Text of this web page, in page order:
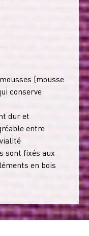
(mousse
conserve
dur et
entre
sont fixés aux
en bois